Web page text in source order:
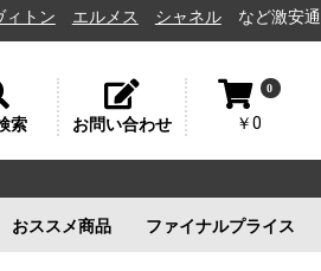
ルメス シャネル など激安通販と高価
索 お問い合わせ
0
￥0
おススメ商品 ファイナルプライス